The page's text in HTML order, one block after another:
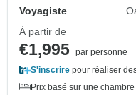
Voyagiste
À partir de
€1,995 par personne
S'inscrire pour réaliser
Prix basé sur une